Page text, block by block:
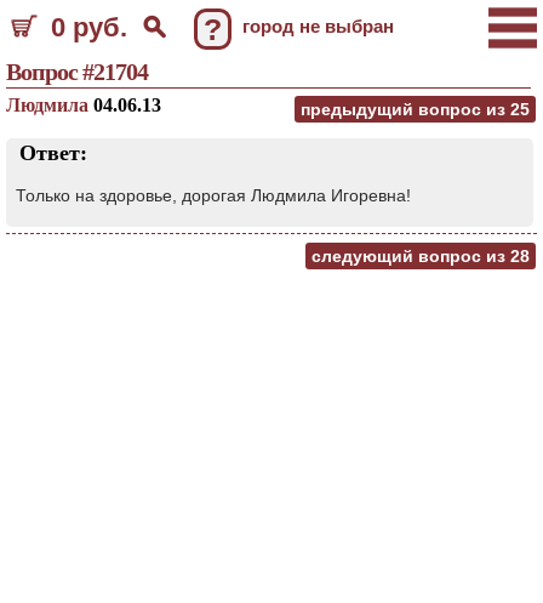
0 руб. ? город не выбран
Вопрос #21704
предыдущий вопрос из 25
Людмила 04.06.13
Ответ:
Только на здоровье, дорогая Людмила Игоревна!
следующий вопрос из 28